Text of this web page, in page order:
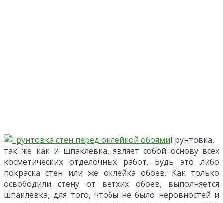
Грунтовка,
так же как и шпаклевка, являет собой основу всех
косметических отделочных работ. Будь это либо
покраска стен или же оклейка обоев. Как только
освободили стену от ветхих обоев, выполняется
шпаклевка, для того, чтобы не было неровностей и